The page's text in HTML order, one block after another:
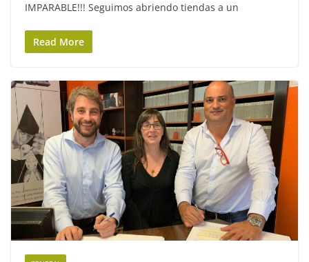
IMPARABLE!!! Seguimos abriendo tiendas a un
Read More